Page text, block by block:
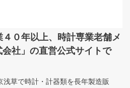
０年以上、時計専業老舗メ
社」の直営公式サイトで
浅草で時計・計器類を長年製造販